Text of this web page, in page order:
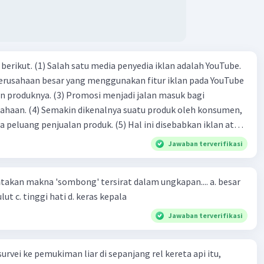
iklan adalah YouTube.
besar yang menggunakan fitur iklan pada YouTube
menjadi jalan masuk bagi
oleh konsumen,
produk. (5) Hal ini disebabkan iklan atau
cara untuk mengenalkan produk perusahaan kepada
(2)
Jawaban terverifikasi
makna 'sombong' tersirat dalam ungkapan.... a. besar
kepala b. besar mulut c. tinggi hati d. keras kepala
Jawaban terverifikasi
ke pemukiman liar di sepanjang rel kereta api itu,